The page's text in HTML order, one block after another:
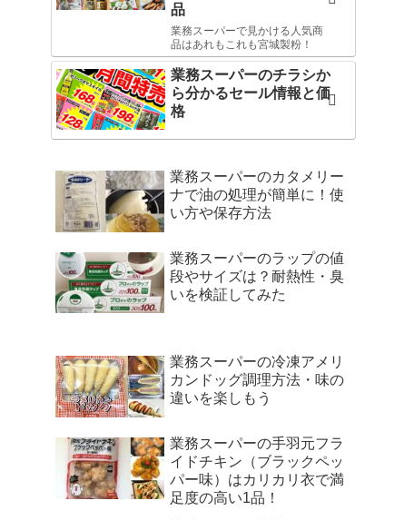
品
業務スーパーで見かける人気商
品はあれもこれも宮城製粉！
業務スーパーのチラシか
ら分かるセール情報と価
格
業務スーパーのカタメリー
ナで油の処理が簡単に！使
い方や保存方法
業務スーパーのラップの値
段やサイズは？耐熱性・臭
いを検証してみた
業務スーパーの冷凍アメリ
カンドッグ調理方法・味の
違いを楽しもう
業務スーパーの手羽元フラ
イドチキン（ブラックペッ
パー味）はカリカリ衣で満
足度の高い1品！